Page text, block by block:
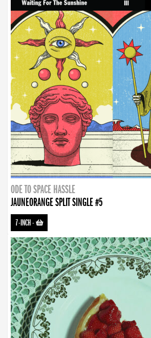
ODE TO SPACE HASSLE
JAUNEORANGE SPLIT SINGLE #5
7-INCH-